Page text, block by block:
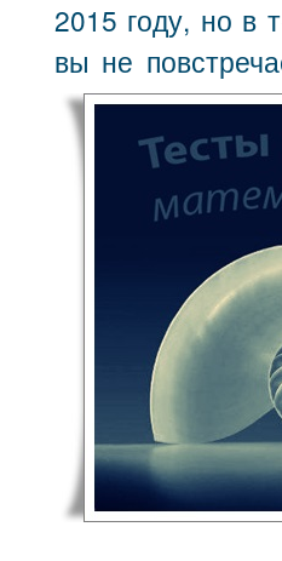
2015 году, но в
вы не